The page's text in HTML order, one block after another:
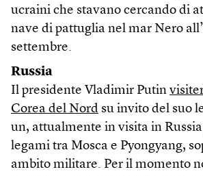
ucraini che stavano cercando di
nave di pattuglia nel mar Nero
settembre.
Russia
Il presidente Vladimir Putin
Corea del Nord su invito del suo
un, attualmente in visita in
legami tra Mosca e Pyongyang,
ambito militare. Per il momento